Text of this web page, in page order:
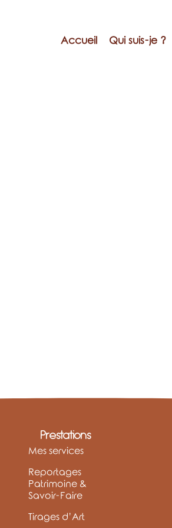
Accueil Qui suis-je ?
Prestations
Mes services
Reportages
Patrimoine &
Savoir-Faire
Tirages d’Art